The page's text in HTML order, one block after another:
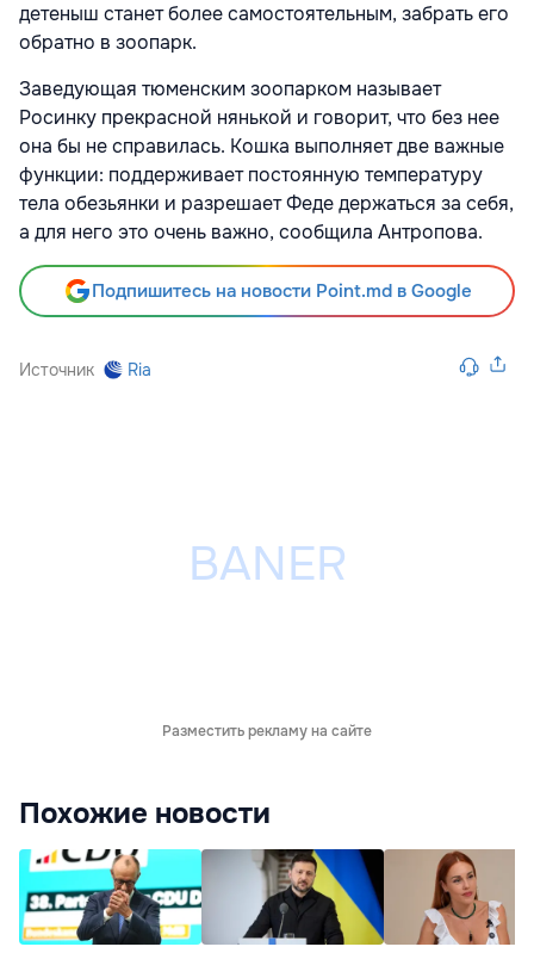
детеныш станет более самостоятельным, забрать его
обратно в зоопарк.
Заведующая тюменским зоопарком называет
Росинку прекрасной нянькой и говорит, что без нее
она бы не справилась. Кошка выполняет две важные
функции: поддерживает постоянную температуру
тела обезьянки и разрешает Феде держаться за себя,
а для него это очень важно, сообщила Антропова.
Подпишитесь на новости Point.md в Google
Источник Ria
Разместить рекламу на сайте
Похожие новости